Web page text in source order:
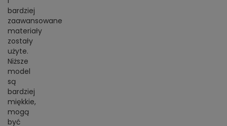
bardziej
zaawansowane
materiały
zostały
użyte.
Niższe
model
są
bardziej
miękkie,
mogą
być